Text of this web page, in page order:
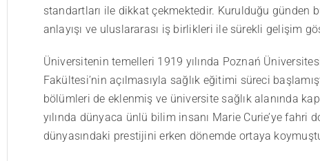
standartları ile dikkat çekmektedir. Kurulduğu günden
anlayışı ve uluslararası iş birlikleri ile sürekli gelişim
Üniversitenin temelleri 1919 yılında Poznań
Fakültesi’nin açılmasıyla sağlık eğitimi süreci
bölümleri de eklenmiş ve üniversite sağlık alanında
yılında dünyaca ünlü bilim insanı Marie Curie’ye fahri
dünyasındaki prestijini erken dönemde ortaya